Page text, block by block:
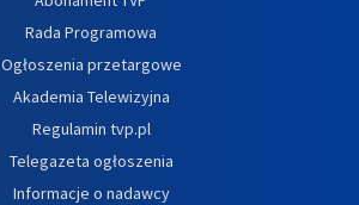
Rada Programowa
Ogłoszenia przetargowe
Akademia Telewizyjna
Regulamin tvp.pl
Telegazeta ogłoszenia
Informacje o nadawcy